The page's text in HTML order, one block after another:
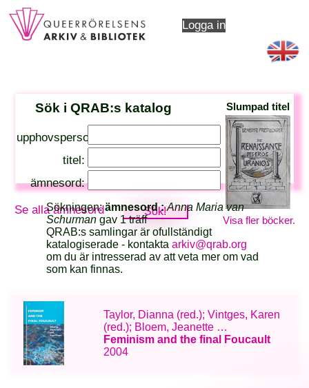
Logga in
Sök i QRAB:s katalog
upphovsperson:
titel:
ämnesord:
Se alla ämnesord
Slumpad titel
Visa fler böcker.
Sökningen:ämnesord :Anna Maria van
Schurman gav 1 träff
QRAB:s samlingar är ofullständigt
katalogiserade - kontaktaarkiv@qrab.org
om du är intresserad av att veta mer om vad
som kan finnas.
Taylor, Dianna (red.); Vintges, Karen
(red.); Bloem, Jeanette …
Feminism and the final Foucault
2004